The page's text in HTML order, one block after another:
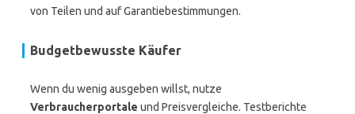
von Teilen und auf Garantiebestimmungen.
Budgetbewusste Käufer
Wenn du wenig ausgeben willst, nutze
Verbraucherportale und Preisvergleiche. Testberichte